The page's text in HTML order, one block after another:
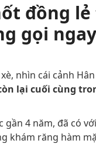
đồng
gọi
nhìn cái cảnh
lại cuối cùng
gần 4 năm, đã có
khám răng hàm